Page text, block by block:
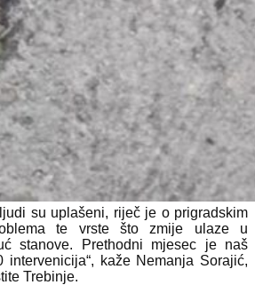
su uplašeni, riječ je o prigradskim
te vrste što zmije ulaze u
stanove. Prethodni mjesec je naš
intervenicija“, kaže Nemanja Sorajić,
Trebinje.